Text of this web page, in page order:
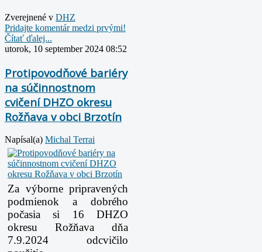
Zverejnené v DHZ
Pridajte komentár medzi prvými!
Čítať ďalej...
utorok, 10 september 2024 08:52
Protipovodňové bariéry
na súčinnostnom
cvičení DHZO okresu
Rožňava v obci Brzotín
Napísal(a) Michal Terrai
Za výborne pripravených
podmienok a dobrého
počasia si 16 DHZO
okresu Rožňava dňa
7.9.2024 odcvičilo